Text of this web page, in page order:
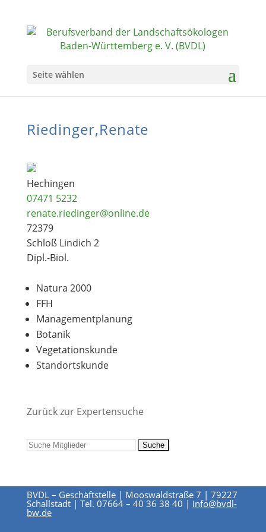
Seite wählen
Riedinger,Renate
Hechingen
07471 5232
renate.riedinger@online.de
72379
Schloß Lindich 2
Dipl.-Biol.
Natura 2000
FFH
Managementplanung
Botanik
Vegetationskunde
Standortskunde
Zurück zur Expertensuche
BVDL – Geschäftstelle | Mooswaldstraße 7 | 79227
Schallstadt | Tel. 07664 – 40 36 38 40 | info@bvdl-
bw.de